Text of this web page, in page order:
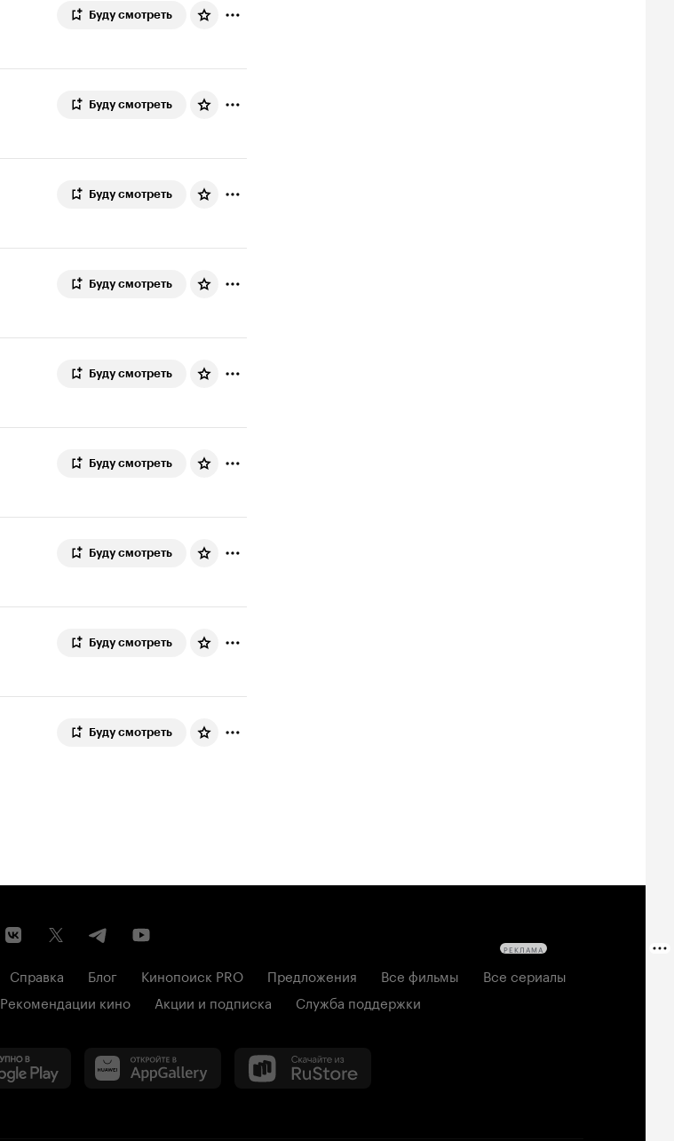
Буду смотреть
Буду смотреть
Буду смотреть
Буду смотреть
Буду смотреть
Буду смотреть
Буду смотреть
Буду смотреть
Буду смотреть
Справка Блог Кинопоиск PRO Предложения Все фильмы
Все сериалы
Рекомендации кино Акции и подписка Служба поддержки
РЕКЛАМА